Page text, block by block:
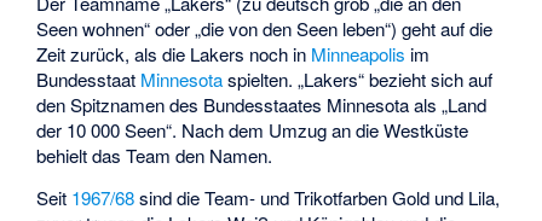
Seen wohnen“ oder „die von den Seen leben“) geht auf die
Zeit zurück, als die Lakers noch in Minneapolis im
Bundesstaat Minnesotaspielten. „Lakers“ bezieht sich auf
den Spitznamen des Bundesstaates Minnesota als „Land
der 10 000 Seen“. Nach dem Umzug an die Westküste
behielt das Team den Namen.
Seit 1967/68sind die Team- und Trikotfarben Gold und Lila,